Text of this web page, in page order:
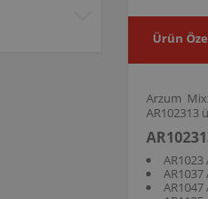
Ürün
Arzum
AR102313
AR1023
AR1037
AR1047